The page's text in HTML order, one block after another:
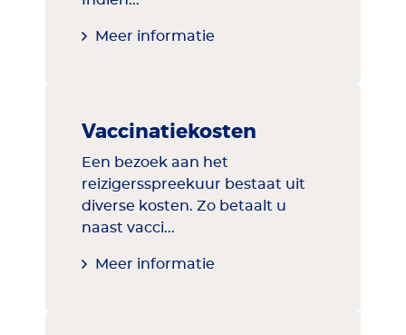
Meer informatie
Vaccinatiekosten
Een bezoek aan het
reizigersspreekuur bestaat uit
diverse kosten. Zo betaalt u
naast vacci...
Meer informatie